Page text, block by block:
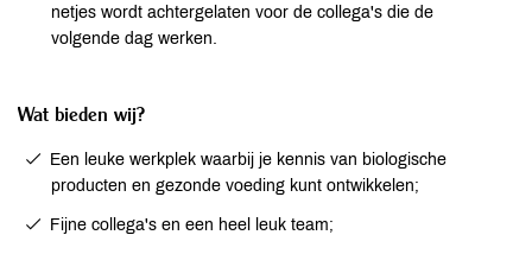
netjes wordt achtergelaten voor de collega's die de
volgende dag werken.
Wat bieden wij?
Een leuke werkplek waarbij je kennis van biologische
producten en gezonde voeding kunt ontwikkelen;
Fijne collega's en een heel leuk team;